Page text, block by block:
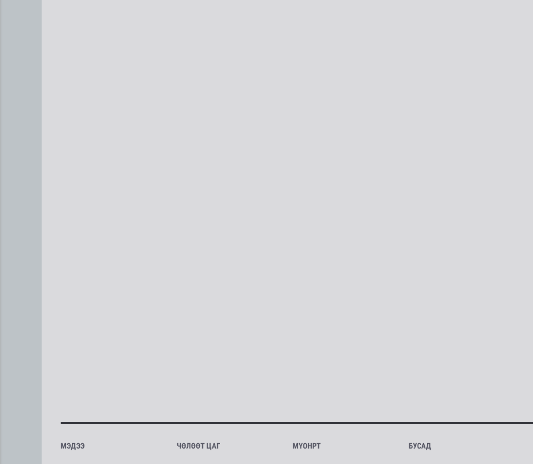
МЭДЭЭ ЧӨЛӨӨТ ЦАГ МҮОНРТ БУСАД